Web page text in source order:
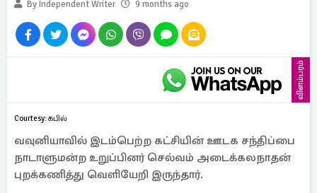
By Independent Writer
9 months ago
விளம்பரம்
Courtesy: கபில்
வவுனியாவில் இடம்பெற்ற கட்சியின் ஊடக சந்திப்பை
நாடாளுமன்ற உறுப்பினர் செல்வம் அடைக்கலநாதன்
புறக்கணித்து வெளியேறி இருந்தார்.